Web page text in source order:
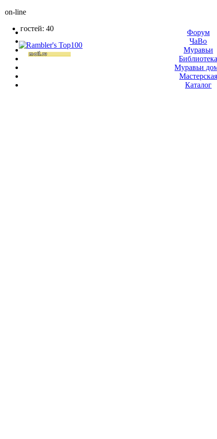
on-line
гостей: 40
Форум
ЧаВо
Муравьи
Муравьи
Мастерская
Каталог